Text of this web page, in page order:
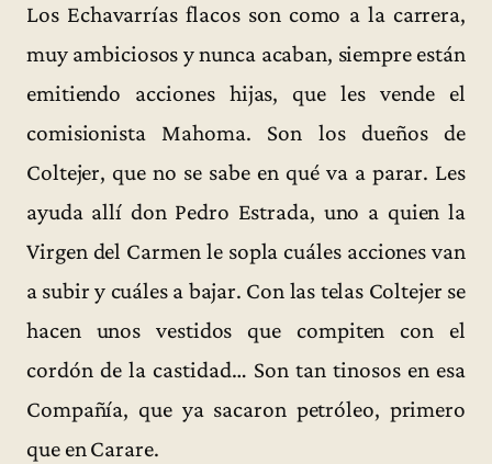
Los Echavarrías flacos son como a la carrera,
muy ambiciosos y nunca acaban, siempre están
emitiendo acciones hijas, que les vende el
comisionista Mahoma. Son los dueños de
Coltejer, que no se sabe en qué va a parar. Les
ayuda allí don Pedro Estrada, uno a quien la
Virgen del Carmen le sopla cuáles acciones van
a subir y cuáles a bajar. Con las telas Coltejer se
hacen unos vestidos que compiten con el
cordón de la castidad… Son tan tinosos en esa
Compañía, que ya sacaron petróleo, primero
que en Carare.